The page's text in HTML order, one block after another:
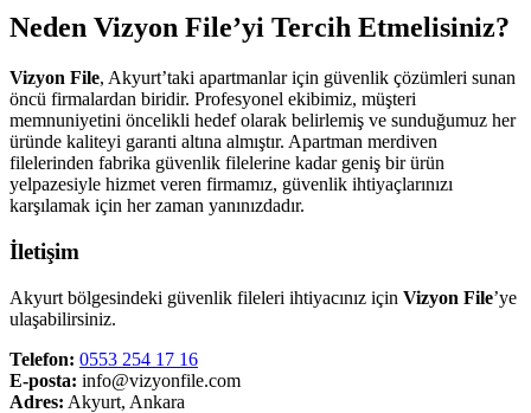
Neden Vizyon File’yi Tercih Etmelisiniz?
Vizyon File, Akyurt’taki apartmanlar için güvenlik çözümleri sunan
öncü firmalardan biridir. Profesyonel ekibimiz, müşteri
memnuniyetini öncelikli hedef olarak belirlemiş ve sunduğumuz her
üründe kaliteyi garanti altına almıştır. Apartman merdiven
filelerinden fabrika güvenlik filelerine kadar geniş bir ürün
yelpazesiyle hizmet veren firmamız, güvenlik ihtiyaçlarınızı
karşılamak için her zaman yanınızdadır.
İletişim
Akyurt bölgesindeki güvenlik fileleri ihtiyacınız için Vizyon File’ye
ulaşabilirsiniz.
Telefon: 0553 254 17 16
E-posta: info@vizyonfile.com
Adres: Akyurt, Ankara